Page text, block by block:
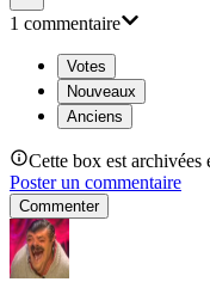
1 commentaire
Votes
Nouveaux
Anciens
Cette box est archivées
Poster un commentaire
Commenter